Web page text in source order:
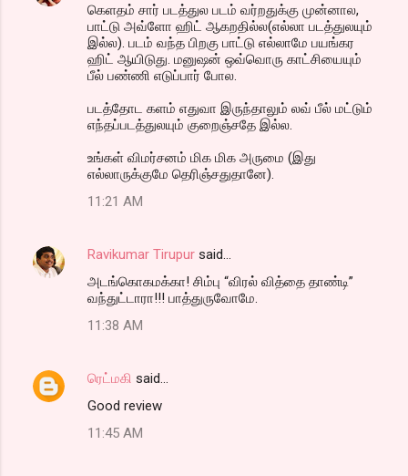
கெளதம் சார் படத்துல படம் வர்றதுக்கு முன்னால,
பாட்டு அவ்ளோ ஹிட் ஆகறதில்ல(எல்லா படத்துலயும்
இல்ல). படம் வந்த பிறகு பாட்டு எல்லாமே பயங்கர
ஹிட் ஆயிடுது. மனுஷன் ஒவ்வொரு காட்சியையும்
பீல் பண்ணி எடுப்பார் போல.
படத்தோட களம் எதுவா இருந்தாலும் லவ் பீல் மட்டும்
எந்தப்படத்துலயும் குறைஞ்சதே இல்ல.
உங்கள் விமர்சனம் மிக மிக அருமை (இது
எல்லாருக்குமே தெரிஞ்சதுதானே).
11:21 AM
Ravikumar Tirupur said…
அடங்கொகமக்கா! சிம்பு “விரல் வித்தை தாண்டி”
வந்துட்டாரா!!! பாத்துருவோமே.
11:38 AM
ரெட்மகி said…
Good review
11:45 AM